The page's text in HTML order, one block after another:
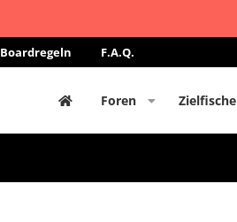
Boardregeln F.A.Q.
Foren Zielfische